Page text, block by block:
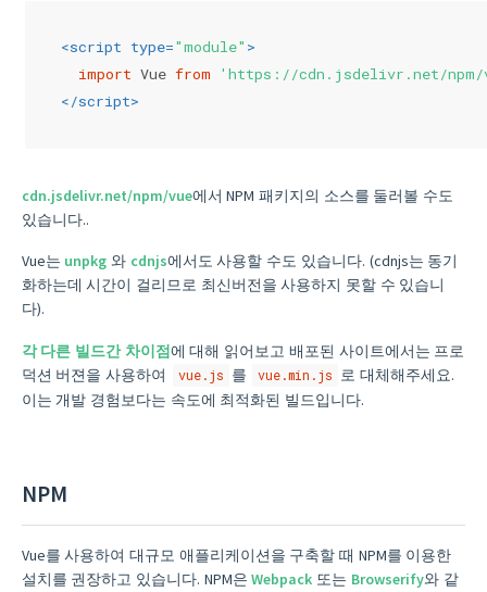
<script type="module" >
import Vue from
'https://cdn.jsdelivr.net/npm/
</script>
cdn.jsdelivr.net/npm/vue에서 NPM 패키지의 소스를 둘러볼 수도
있습니다..
Vue는 unpkg 와 cdnjs에서도 사용할 수도 있습니다. (cdnjs는 동기
화하는데 시간이 걸리므로 최신버전을 사용하지 못할 수 있습니
다).
각 다른 빌드간 차이점에 대해 읽어보고 배포된 사이트에서는 프로
덕션 버젼을 사용하여
vue.js 를 vue.min.js 로 대체해주세요.
이는 개발 경험보다는 속도에 최적화된 빌드입니다.
NPM
Vue를 사용하여 대규모 애플리케이션을 구축할 때 NPM를 이용한
설치를 권장하고 있습니다. NPM은Webpack 또는 Browserify와 같